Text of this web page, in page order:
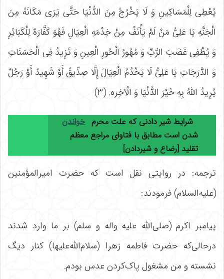
یُعْطِی لِلْمَسَاکِینِ وَ لَا یَخْرُجُ مِنَ الدُّنْیَا حَتَّى یَرَى مَکَانَهُ مِنَ
الْجَنَّهِ یَا عَلِیُّ مَنْ لَمْ یَأْنَفْ مِنْ خِدْمَهِ الْعِیَالِ فَهُوَ کَفَّارَهٌ لِلْکَبَائِرِ
وَ یُطْفِی غَضَبَ الرَّبِّ وَ مُهُورُ الْحُورِ الْعِینِ وَ تَزِیدُ فِی الْحَسَنَاتِ
وَ الدَّرَجَاتِ یَا عَلِیُّ لَا یَخْدُمُ الْعِیَالَ إِلَّا صِدِّیقٌ أَوْ شَهِیدٌ أَوْ رَجُلٌ
یُرِیدُ اللَّهُ بِهِ خَیْرَ الدُّنْیَا وَ الْآخِره. (۳)
خواندن شرایط شیر دادنی که علت محرم
شدن است مطابق با فتاوای مراجع معظم
تقلید [رضاع و شیردادن]
ترجمه: در روایتی نقل است که حضرت امیرالمؤمنین
(علیه‌السلام) فرمودند:
پیامبر اکرم (صلی‌الله علیه واله و سلم) بر ما وارد شدند
درحالی‌که حضرت فاطمه زهرا (سلام‌الله‌علیها) کنار دیگ
نشسته و من مشغول پاک‌کردن عدس بودم.